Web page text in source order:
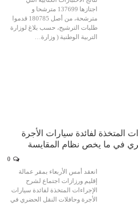
اجتازها 137699 مترشحا و
مترشحة، من أصل 180785 قدموا
طلبات الترشيح، حسب بلاغ لوزارة
التربية الوطنية ( وزارة…
المتخذة لفائدة سيارات الأجرة
في ما يخص نظام المقايسة
انعقد أمس الأربعاء بمقر عمالة
إقليم ورزازات اجتماع لشرح
الإجراءات المتخذة لفائدة سيارات
الأجرة وحافلات النقل الحضري في